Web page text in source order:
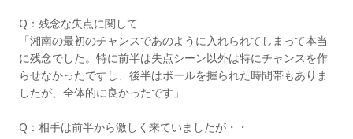
Q：残念な失点に関して
「湘南の最初のチャンスであのように入れられてしまって本当
に残念でした。特に前半は失点シーン以外は特にチャンスを作
らせなかったですし、後半はボールを握られた時間帯もありま
したが、全体的に良かったです」
Q：相手は前半から激しく来ていましたが・・